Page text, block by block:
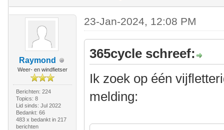
Raymond
Weer- en windfietser
Berichten: 224
Topics: 8
Lid sinds: Jul 2022
Bedankt: 66
483 x bedankt in 217
berichten
23-Jan-2024, 12:08 PM
365cycle schreef:
Ik zoek op één
melding: